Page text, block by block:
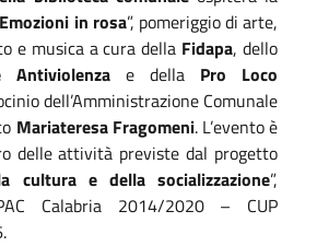
Emozioni in rosa”, pomeriggio di arte,
e musica a cura della Fidapa, dello
Antiviolenza e della Pro Loco
dell’Amministrazione Comunale
Mariateresa Fragomeni. L’evento è
delle attività previste dal progetto
cultura e della socializzazione”,
Calabria 2014/2020 – CUP